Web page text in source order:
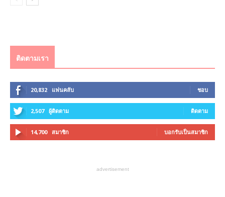
ติดตามเรา
20,832 แฟนคลับ ชอบ
2,507 ผู้ติดตาม ติดตาม
14,700 สมาชิก บอกรับเป็นสมาชิก
advertisement